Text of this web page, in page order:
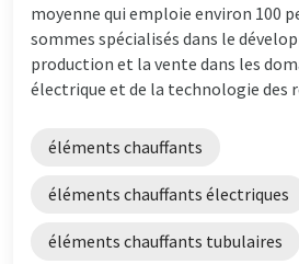
moyenne qui emploie environ 100
sommes spécialisés dans le
production et la vente dans les
électrique et de la technologie des
éléments chauffants
éléments chauffants électriques
éléments chauffants tubulaires